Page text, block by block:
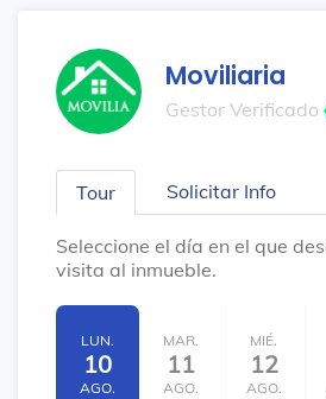
Moviliaria
Gestor Verificado
Tour Solicitar Info
Seleccione el día en el que
visita al inmueble.
LUN.
10
AGO.
MAR.
11
AGO.
MIÉ.
12
AGO.